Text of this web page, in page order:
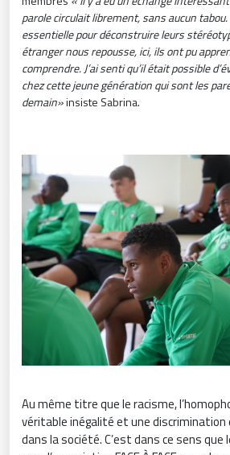
parole circulait librement, sans aucun
essentielle pour déconstruire leurs
étranger nous repousse, ici, ils ont pu
comprendre. J’ai senti qu’il était possible
chez cette jeune génération qui sont les
demain»insiste Sabrina.
Au même titre que le racisme,
véritable inégalité et une
dans la société. C’est dans ce sens